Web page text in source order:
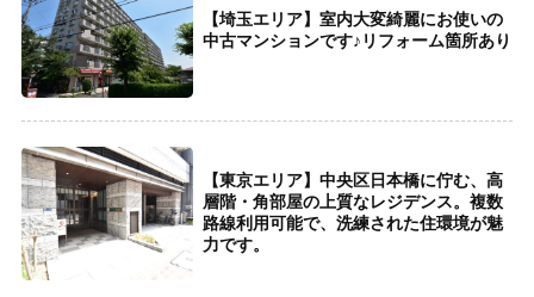
【埼玉エリア】室内大変綺麗にお使いの
中古マンションです♪リフォーム箇所あり
【東京エリア】中央区日本橋に佇む、高
層階・角部屋の上質なレジデンス。複数
路線利用可能で、洗練された住環境が魅
力です。